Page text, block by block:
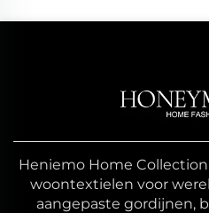
Heniemo Home
woontextielen voor
aangepaste gordijnen,